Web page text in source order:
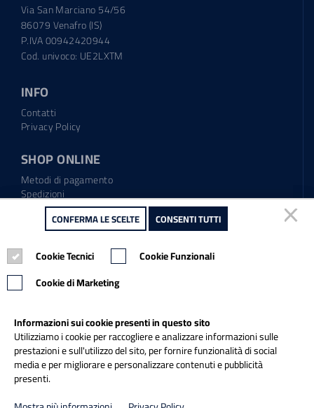
Via San Marciano 54/56
86079 Venafro (IS)
P.IVA 00942420944
Cod. univoco: UE2LXTM
INFO
Contatti
Privacy Policy
SHOP ONLINE
Metodi di pagamento
Spedizioni
Regolamento garanzia
Diritto di recesso
Tel.: 0865.904373
Email:info@italiapulitasrl.it
CONFERMA LE SCELTE CONSENTI TUTTI
Cookie Tecnici
Cookie Funzionali
Cookie di Marketing
Informazioni sui cookie presenti in questo sito
Utilizziamo i cookie per raccogliere e analizzare informazioni sulle
prestazioni e sull'utilizzo del sito, per fornire funzionalità di social
media e per migliorare e personalizzare contenuti e pubblicità
presenti.
CONFERMA LE SCELTE CONSENTI TUTTI
Cookie Tecnici
Cookie Funzionali
Cookie di Marketing
Informazioni sui cookie presenti in questo sito
Utilizziamo i cookie per raccogliere e analizzare informazioni sulle
prestazioni e sull'utilizzo del sito, per fornire funzionalità di social
media e per migliorare e personalizzare contenuti e pubblicità
presenti.